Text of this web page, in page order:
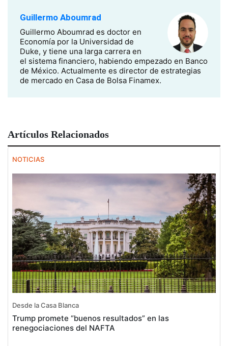
Guillermo Aboumrad
Guillermo Aboumrad es doctor en
Economía por la Universidad de
Duke, y tiene una larga carrera en
el sistema financiero, habiendo empezado en Banco
de México. Actualmente es director de estrategias
de mercado en Casa de Bolsa Finamex.
Artículos Relacionados
NOTICIAS
Desde la Casa Blanca
Trump promete “buenos resultados” en las
renegociaciones del NAFTA